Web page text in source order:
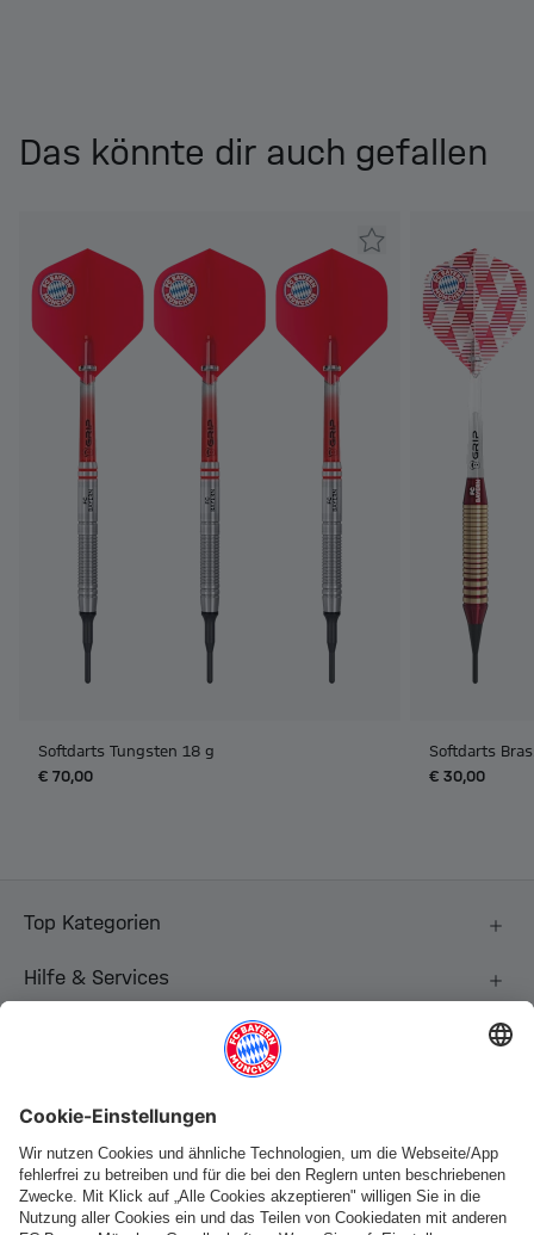
Das könnte dir auch gefallen
Softdarts Tungsten 18 g
€ 70,00
Softdarts
€ 30,00
Top Kategorien
Hilfe & Services
Folge uns